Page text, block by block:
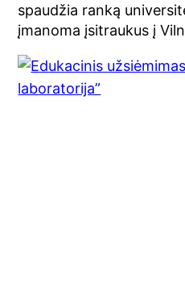
spaudžia ranką
įmanoma įsitraukus į